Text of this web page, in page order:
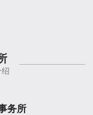
绍
务所